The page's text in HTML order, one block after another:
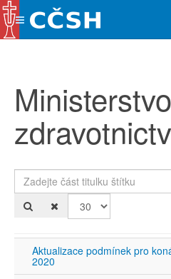
Ministerstvo
Zadejte část titulku štítku
Aktualizace podmínek pro
2020